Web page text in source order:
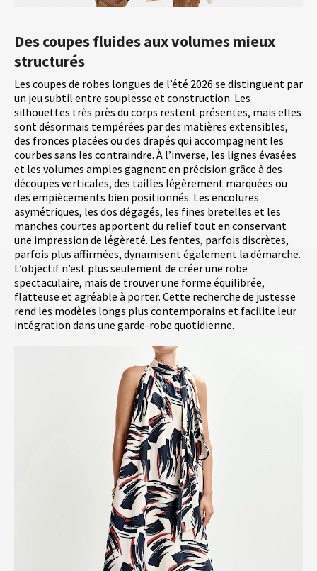
Des coupes fluides aux volumes mieux
structurés
Les coupes de robes longues de l’été 2026 se distinguent par
un jeu subtil entre souplesse et construction. Les
silhouettes très près du corps restent présentes, mais elles
sont désormais tempérées par des matières extensibles,
des fronces placées ou des drapés qui accompagnent les
courbes sans les contraindre. À l’inverse, les lignes évasées
et les volumes amples gagnent en précision grâce à des
découpes verticales, des tailles légèrement marquées ou
des empiècements bien positionnés. Les encolures
asymétriques, les dos dégagés, les fines bretelles et les
manches courtes apportent du relief tout en conservant
une impression de légèreté. Les fentes, parfois discrètes,
parfois plus affirmées, dynamisent également la démarche.
L’objectif n’est plus seulement de créer une robe
spectaculaire, mais de trouver une forme équilibrée,
flatteuse et agréable à porter. Cette recherche de justesse
rend les modèles longs plus contemporains et facilite leur
intégration dans une garde-robe quotidienne.